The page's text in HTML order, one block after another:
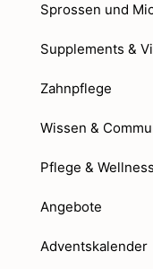
Sprossen und
Supplements &
Zahnpflege
Wissen &
Pflege & Wellness
Angebote
Adventskalender